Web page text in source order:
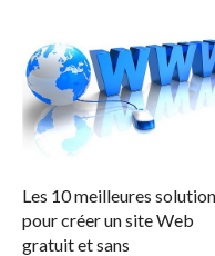
Les 10 meilleures
pour créer un site Web
gratuit et sans